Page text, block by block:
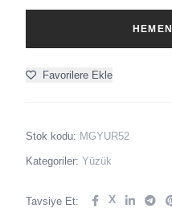
Favorilere Ekle
Stok kodu: MGYUR52
Kategoriler: Yüzük
Tavsiye Et: X